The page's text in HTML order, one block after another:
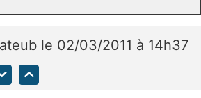
le 02/03/2011 à 14h37